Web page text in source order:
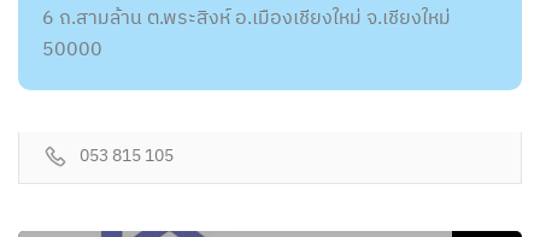
6 ถ.สามล้าน ต.พระสิงห์ อ.เมืองเชียงใหม่ จ.เชียงใหม่
50000
053 815 105